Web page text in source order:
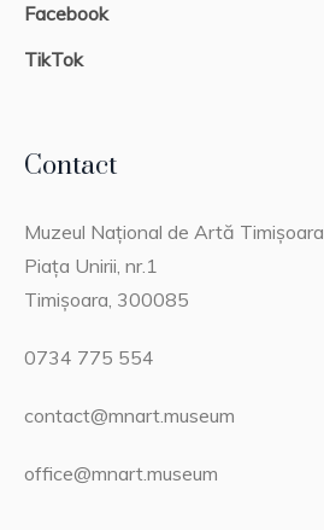
Facebook
TikTok
Contact
Muzeul Național de Artă Timișoara
Piața Unirii, nr.1
Timișoara, 300085
0734 775 554
contact@mnart.museum
office@mnart.museum